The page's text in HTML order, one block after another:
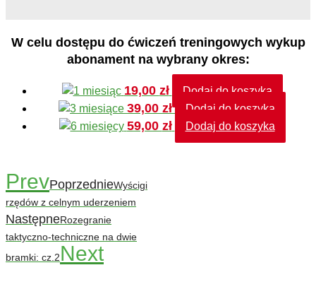
W celu dostępu do ćwiczeń treningowych wykup
abonament na wybrany okres:
19,00 zł Dodaj do koszyka
39,00 zł Dodaj do koszyka
59,00 zł Dodaj do koszyka
PrevPoprzednieWyścigi
rzędów z celnym uderzeniem
NastępneRozegranie
taktyczno-techniczne na dwie
bramki: cz.2Next